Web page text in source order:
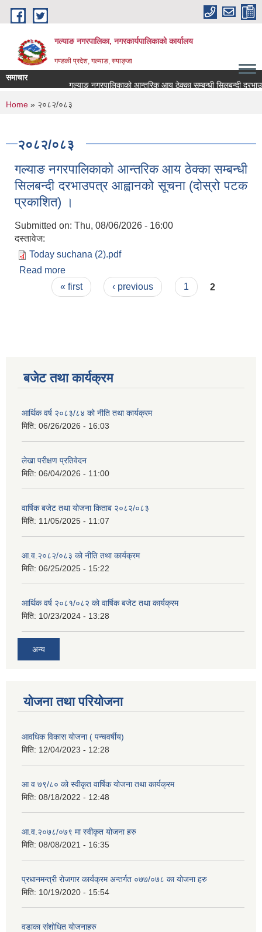
Skip to main content
गल्याङ नगरपालिका, नगरकार्यपालिकाको कार्यालय
गण्डकी प्रदेश, गल्याङ, स्याङ्जा
समाचार
गल्याङ नगरपालिकाको आन्तरिक आय ठेक्का सम्बन्धी सिलबन्दी
You are here
Home » २०८२/०८३
२०८२/०८३
गल्याङ नगरपालिकाको आन्तरिक आय ठेक्का सम्बन्धी
सिलबन्दी दरभाउपत्र आह्वानको सूचना (दोस्रो पटक
प्रकाशित) ।
Submitted on: Thu, 08/06/2026 - 16:00
दस्तावेज:
Today suchana (2).pdf
Read more
सिलबन्दी दरभाउपत्र आह्वानको सूचना (दोस्रो पटक
प्रकाशित) ।
Pages« first ‹ previous 1 2
बजेट तथा कार्यक्रम
आर्थिक वर्ष २०८३/८४ को नीति तथा कार्यक्रम
मिति: 06/26/2026 - 16:03
लेखा परीक्षण प्रतिवेदन
मिति: 06/04/2026 - 11:00
वार्षिक बजेट तथा योजना किताब २०८२/०८३
मिति: 11/05/2025 - 11:07
आ.व.२०८२/०८३ को नीति तथा कार्यक्रम
मिति: 06/25/2025 - 15:22
आर्थिक वर्ष २०८१/०८२ को वार्षिक बजेट तथा कार्यक्रम
मिति: 10/23/2024 - 13:28
अन्य
योजना तथा परियोजना
आवधिक विकास योजना ( पन्चवर्षीय)
मिति: 12/04/2023 - 12:28
आ व ७९/८० को स्वीकृत वार्षिक योजना तथा कार्यक्रम
मिति: 08/18/2022 - 12:48
आ.व.२०७८/०७९ मा स्वीकृत योजना हरु
मिति: 08/08/2021 - 16:35
प्रधानमन्त्री रोजगार कार्यक्रम अन्तर्गत ०७७/०७८ का योजना हरु
मिति: 10/19/2020 - 15:54
वडाका संशोधित योजनाहरु